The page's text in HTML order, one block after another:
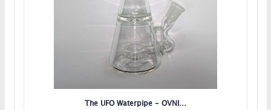
The UFO Waterpipe - OVNI...